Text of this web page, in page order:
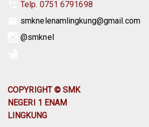
Telp. 0751 6791698
smknelenamlingkung@gmail.com
@smknel
COPYRIGHT © SMK
NEGERI 1 ENAM
LINGKUNG